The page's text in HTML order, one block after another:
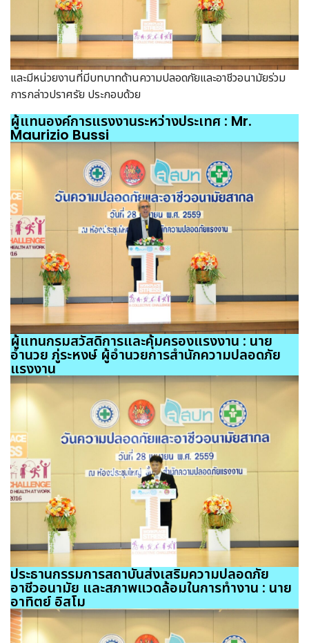
และมีหน่วยงานที่มีบทบาทด้านความปลอดภัยและอาชีวอนามัยร่วม
การกล่าวปราศรัย ประกอบด้วย
ผู้แทนองค์การแรงงานระหว่างประเทศ : Mr.
Maurizio Bussi
ผู้แทนกรมสวัสดิการและคุ้มครองแรงงาน : นาย
อำนวย ภู่ระหงษ์ ผู้อำนวยการสำนักความปลอดภัย
แรงงาน
ประธานกรรมการสถาบันส่งเสริมความปลอดภัย
อาชีวอนามัย และสภาพแวดล้อมในการทำงาน : นาย
อาทิตย์ อิสโม